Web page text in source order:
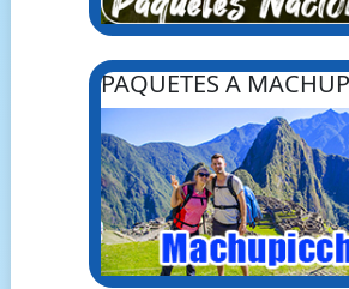
PAQUETES A